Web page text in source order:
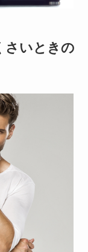
さいときの